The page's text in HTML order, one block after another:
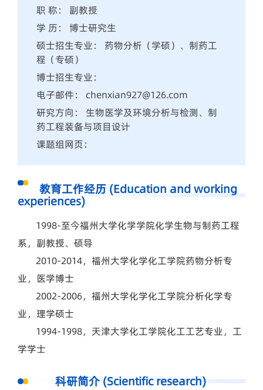
职 称： 副教授
学 历： 博士研究生
硕士招生专业： 药物分析（学硕）、制药工
程（专硕）
博士招生专业：
电子邮件： chenxian927@126.com
研究方向： 生物医学及环境分析与检测、制
药工程装备与项目设计
课题组网页：
教育工作经历 (Education and working
experiences)
1998-至今福州大学化学学院化学生物与制药工程
系，副教授、硕导
2010-2014，福州大学化学化工学院药物分析专
业，医学博士
2002-2006，福州大学化学化工学院分析化学专
业，理学硕士
1994-1998，天津大学化工学院化工工艺专业，工
学学士
科研简介 (Scientific research)